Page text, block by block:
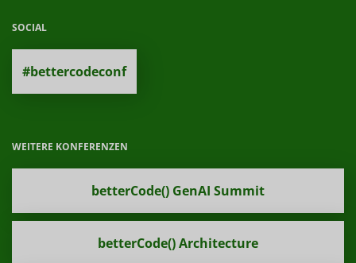
SOCIAL
#bettercodeconf
WEITERE KONFERENZEN
betterCode() GenAI Summit
betterCode() Architecture